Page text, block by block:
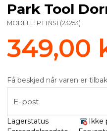
Park Tool
MODELL: PTTNS1 (23253)
349,00
Få beskjed når varen er
E-post
Lagerstatus
Ikke